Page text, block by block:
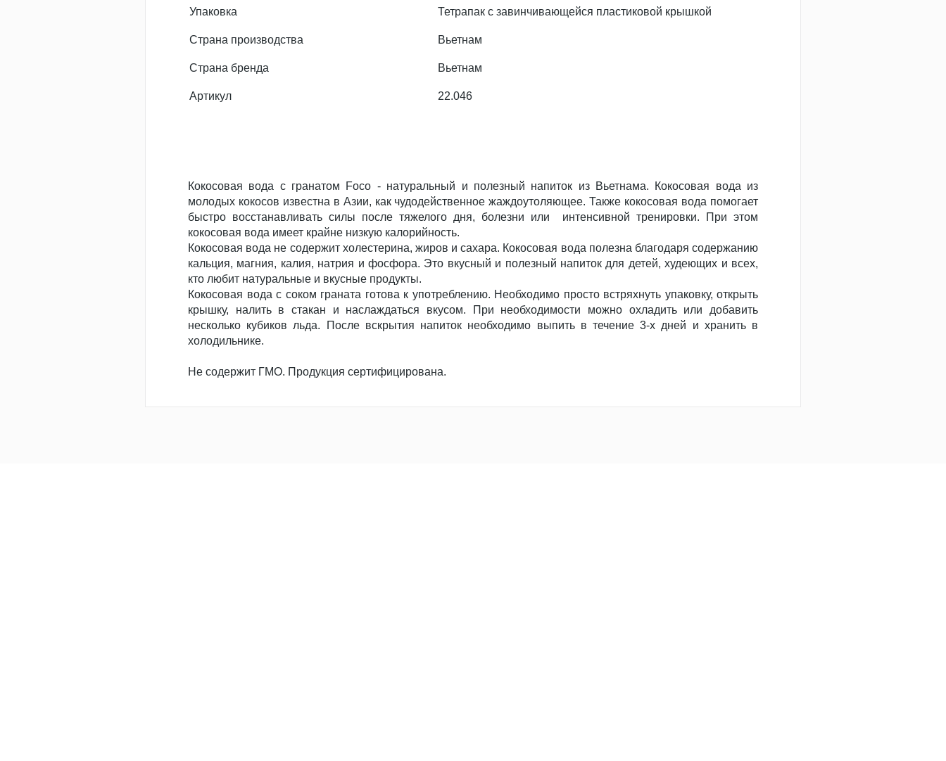
Упаковка Тетрапак с завинчивающейся пластиковой крышкой
Страна производства Вьетнам
Страна бренда Вьетнам
Артикул 22.046
Кокосовая вода с гранатом Foco - натуральный и полезный напиток из Вьетнама. Кокосовая вода из
молодых кокосов известна в Азии, как чудодейственное жаждоутоляющее. Также кокосовая вода помогает
быстро восстанавливать силы после тяжелого дня, болезни или интенсивной тренировки. При этом
кокосовая вода имеет крайне низкую калорийность.
Кокосовая вода не содержит холестерина, жиров и сахара. Кокосовая вода полезна благодаря содержанию
кальция, магния, калия, натрия и фосфора. Это вкусный и полезный напиток для детей, худеющих и всех,
кто любит натуральные и вкусные продукты.
Кокосовая вода с соком граната готова к употреблению. Необходимо просто встряхнуть упаковку, открыть
крышку, налить в стакан и наслаждаться вкусом. При необходимости можно охладить или добавить
несколько кубиков льда. После вскрытия напиток необходимо выпить в течение 3-х дней и хранить в
холодильнике.
Не содержит ГМО. Продукция сертифицирована.